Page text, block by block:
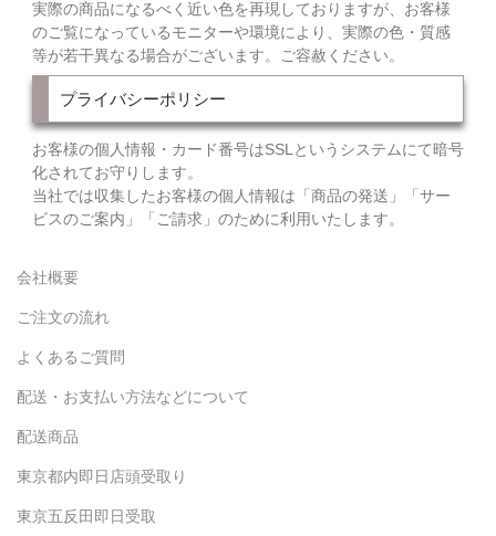
実際の商品になるべく近い色を再現しておりますが、お客様
のご覧になっているモニターや環境により、実際の色・質感
等が若干異なる場合がございます。ご容赦ください。
プライバシーポリシー
お客様の個人情報・カード番号はSSLというシステムにて暗号
化されてお守りします。
当社では収集したお客様の個人情報は「商品の発送」「サー
ビスのご案内」「ご請求」のために利用いたします。
会社概要
ご注文の流れ
よくあるご質問
配送・お支払い方法などについて
配送商品
東京都内即日店頭受取り
東京五反田即日受取